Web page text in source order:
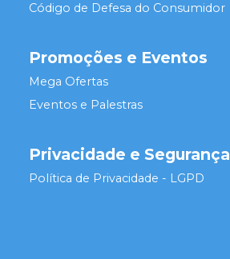
Código de Defesa do Consumidor
Promoções e Eventos
Mega Ofertas
Eventos e Palestras
Privacidade e Segurança
Política de Privacidade - LGPD